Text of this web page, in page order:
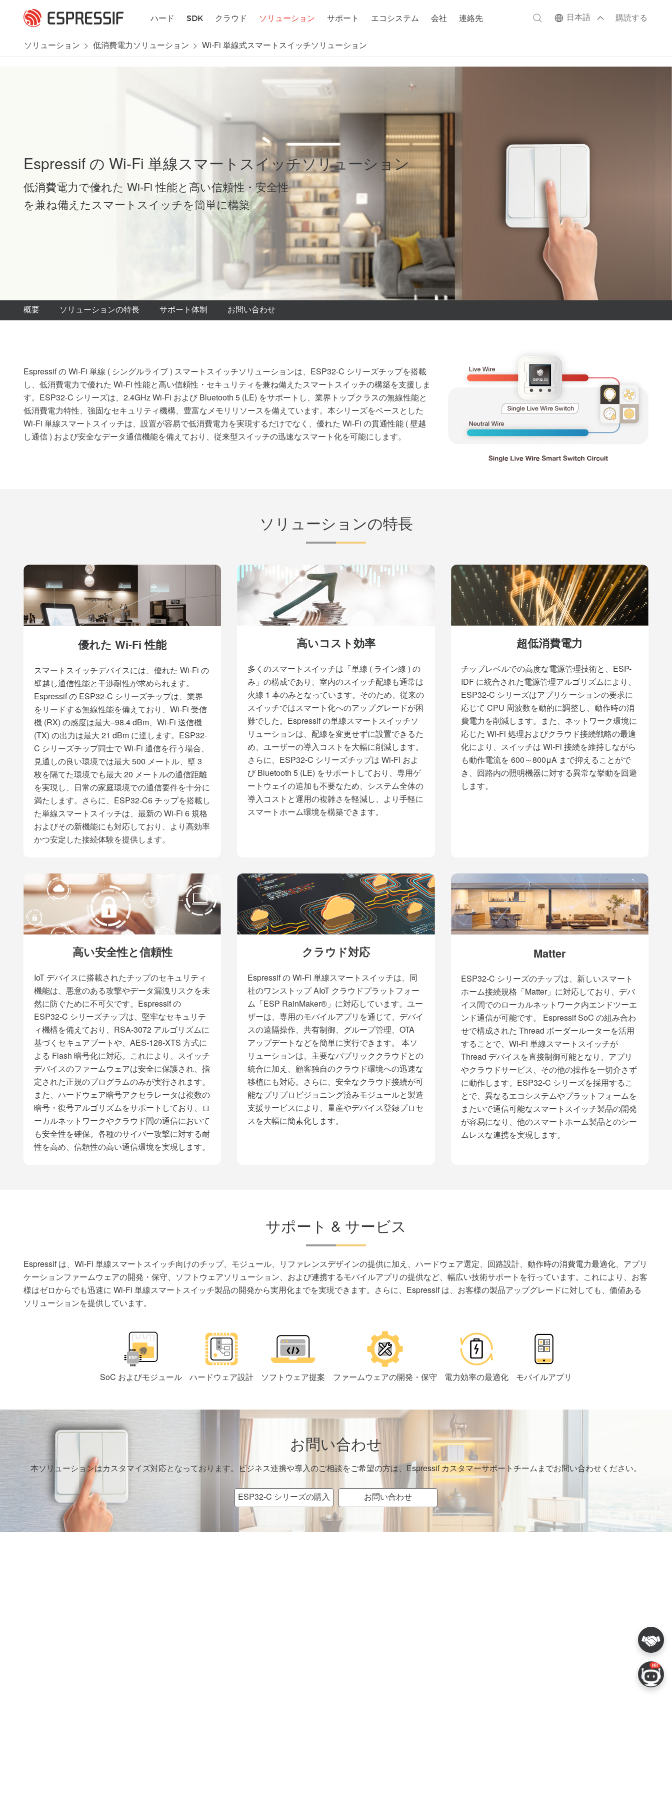
ハード
SDK クラウド ソリューション サポート エコシステム 会社 連絡先
検索 日本語 購読する
ソリューション 低消費電力ソリューション Wi-Fi 単線式スマートスイッチソリューション
Espressif の Wi-Fi 単線スマートスイッチソリューション
低消費電力で優れた Wi-Fi 性能と高い信頼性・安全性
を兼ね備えたスマートスイッチを簡単に構築
概要 ソリューションの特長 サポート体制 お問い合わせ
Espressif の Wi-Fi 単線 ( シングルライブ ) スマートスイッチソリューションは、ESP32-C シリーズチップを搭載
し、低消費電力で優れた Wi-Fi 性能と高い信頼性・セキュリティを兼ね備えたスマートスイッチの構築を支援しま
す。ESP32-C シリーズは、2.4GHz Wi-Fi および Bluetooth 5 (LE) をサポートし、業界トップクラスの無線性能と
低消費電力特性、強固なセキュリティ機構、豊富なメモリリソースを備えています。本シリーズをベースとした
Wi-Fi 単線スマートスイッチは、設置が容易で低消費電力を実現するだけでなく、優れた Wi-Fi の貫通性能 ( 壁越
し通信 ) および安全なデータ通信機能を備えており、従来型スイッチの迅速なスマート化を可能にします。
ソリューションの特長
優れた Wi-Fi 性能
スマートスイッチデバイスには、優れた Wi-Fi の
壁越し通信性能と干渉耐性が求められます。
Espressif の ESP32-C シリーズチップは、業界
をリードする無線性能を備えており、Wi-Fi 受信
機 (RX) の感度は最大–98.4 dBm、Wi-Fi 送信機
(TX) の出力は最大 21 dBm に達します。ESP32-
C シリーズチップ同士で Wi-Fi 通信を行う場合、
見通しの良い環境では最大 500 メートル、壁 3
枚を隔てた環境でも最大 20 メートルの通信距離
を実現し、日常の家庭環境での通信要件を十分に
満たします。さらに、ESP32-C6 チップを搭載し
た単線スマートスイッチは、最新の Wi-Fi 6 規格
およびその新機能にも対応しており、より高効率
かつ安定した接続体験を提供します。
高いコスト効率
多くのスマートスイッチは「単線 ( ライン線 ) の
み」の構成であり、室内のスイッチ配線も通常は
火線 1 本のみとなっています。そのため、従来の
スイッチではスマート化へのアップグレードが困
難でした。Espressif の単線スマートスイッチソ
リューションは、配線を変更せずに設置できるた
め、ユーザーの導入コストを大幅に削減します。
さらに、ESP32-C シリーズチップは Wi-Fi およ
び Bluetooth 5 (LE) をサポートしており、専用ゲ
ートウェイの追加も不要なため、システム全体の
導入コストと運用の複雑さを軽減し、より手軽に
スマートホーム環境を構築できます。
超低消費電力
チップレベルでの高度な電源管理技術と、ESP-
IDF に統合された電源管理アルゴリズムにより、
ESP32-C シリーズはアプリケーションの要求に
応じて CPU 周波数を動的に調整し、動作時の消
費電力を削減します。また、ネットワーク環境に
応じた Wi-Fi 処理およびクラウド接続戦略の最適
化により、スイッチは Wi-Fi 接続を維持しながら
も動作電流を 600～800μA まで抑えることがで
き、回路内の照明機器に対する異常な挙動を回避
します。
高い安全性と信頼性
IoT デバイスに搭載されたチップのセキュリティ
機能は、悪意のある攻撃やデータ漏洩リスクを未
然に防ぐために不可欠です。Espressif の
ESP32-C シリーズチップは、堅牢なセキュリテ
ィ機構を備えており、RSA-3072 アルゴリズムに
基づくセキュアブートや、AES-128-XTS 方式に
よる Flash 暗号化に対応。これにより、スイッチ
デバイスのファームウェアは安全に保護され、指
定された正規のプログラムのみが実行されます。
また、ハードウェア暗号アクセラレータは複数の
暗号・復号アルゴリズムをサポートしており、ロ
ーカルネットワークやクラウド間の通信において
も安全性を確保。各種のサイバー攻撃に対する耐
性を高め、信頼性の高い通信環境を実現します。
クラウド対応
Espressif の Wi-Fi 単線スマートスイッチは、同
社のワンストップ AIoT クラウドプラットフォー
ム「ESP RainMaker®」に対応しています。ユー
ザーは、専用のモバイルアプリを通じて、デバイ
スの遠隔操作、共有制御、グループ管理、OTA
アップデートなどを簡単に実行できます。 本ソ
リューションは、主要なパブリッククラウドとの
統合に加え、顧客独自のクラウド環境への迅速な
移植にも対応。さらに、安全なクラウド接続が可
能なプリプロビジョニング済みモジュールと製造
支援サービスにより、量産やデバイス登録プロセ
スを大幅に簡素化します。
Matter
ESP32-C シリーズのチップは、新しいスマート
ホーム接続規格「Matter」に対応しており、デバ
イス間でのローカルネットワーク内エンドツーエ
ンド通信が可能です。 Espressif SoC の組み合わ
せで構成された Thread ボーダールーターを活用
することで、Wi-Fi 単線スマートスイッチが
Thread デバイスを直接制御可能となり、アプリ
やクラウドサービス、その他の操作を一切介さず
に動作します。ESP32-C シリーズを採用するこ
とで、異なるエコシステムやプラットフォームを
またいで通信可能なスマートスイッチ製品の開発
が容易になり、他のスマートホーム製品とのシー
ムレスな連携を実現します。
サポート & サービス
Espressif は、Wi-Fi 単線スマートスイッチ向けのチップ、モジュール、リファレンスデザインの提供に加え、ハードウェア選定、回路設計、動作時の消費電力最適化、アプリ
ケーションファームウェアの開発・保守、ソフトウェアソリューション、および連携するモバイルアプリの提供など、幅広い技術サポートを行っています。これにより、お客
様はゼロからでも迅速に Wi-Fi 単線スマートスイッチ製品の開発から実用化までを実現できます。さらに、Espressif は、お客様の製品アップグレードに対しても、価値ある
ソリューションを提供しています。
SoC およびモジュール ハードウェア設計 ソフトウェア提案 ファームウェアの開発・保守 電力効率の最適化 モバイルアプリ
お問い合わせ
本ソリューションはカスタマイズ対応となっております。ビジネス連携や導入のご相談をご希望の方は、Espressif カスタマーサポートチームまでお問い合わせください。
ESP32-C シリーズの購入 お問い合わせ